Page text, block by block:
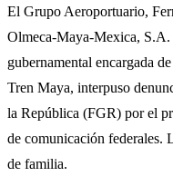
El Grupo Aeroportuario,
Olmeca-Maya-Mexica,
gubernamental encargada
Tren Maya, interpuso
la República (FGR) por el
de comunicación federales.
de familia.